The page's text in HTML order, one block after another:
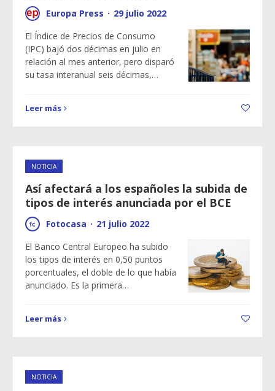
Europa Press · 29 julio 2022
El Índice de Precios de Consumo
(IPC) bajó dos décimas en julio en
relación al mes anterior, pero disparó
su tasa interanual seis décimas,…
Leer más
NOTICIA
Así afectará a los españoles la subida de
tipos de interés anunciada por el BCE
Fotocasa · 21 julio 2022
El Banco Central Europeo ha subido
los tipos de interés en 0,50 puntos
porcentuales, el doble de lo que había
anunciado. Es la primera…
Leer más
NOTICIA